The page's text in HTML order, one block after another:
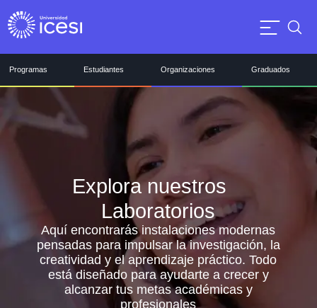
Programas Estudiantes Organizaciones Graduados
Explora nuestros
Laboratorios
Aquí encontrarás instalaciones modernas
pensadas para impulsar la investigación, la
creatividad y el aprendizaje práctico. Todo
está diseñado para ayudarte a crecer y
alcanzar tus metas académicas y
profesionales